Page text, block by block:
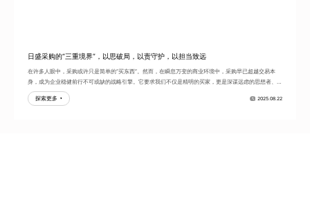
日盛采购的“三重境界”，以思破局，以责守护，以担当致远
在许多人眼中，采购或许只是简单的“买东西”。然而，在瞬息万变的商业环境中，采购早已超越交易本
身，成为企业稳健前行不可或缺的战略引擎。它要求我们不仅是精明的买家，更是深谋远虑的思想者、恪
尽职守的守护者、勇...
探索更多
2025.08.22